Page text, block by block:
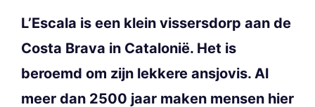
L’Escala is een klein vissersdorp aan de
Costa Brava in Catalonië. Het is
beroemd om zijn lekkere ansjovis. Al
meer dan 2500 jaar maken mensen hier